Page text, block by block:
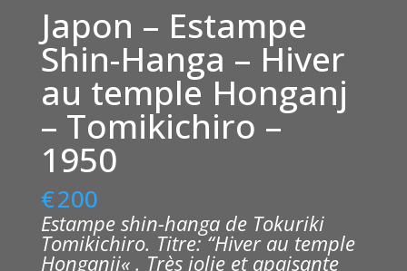
Japon – Estampe
Shin-Hanga – Hiver
au temple Honganj
– Tomikichiro –
1950
€200
Estampe shin-hanga de Tokuriki
Tomikichiro. Titre: “Hiver au temple
Honganji« . Très jolie et apaisante